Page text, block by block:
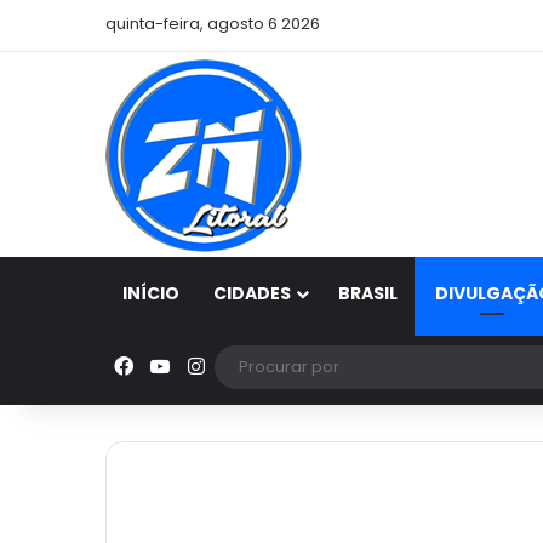
quinta-feira, agosto 6 2026
INÍCIO CIDADES BRASIL
Facebook
YouTube
Instagram